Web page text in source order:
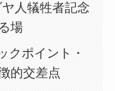
人犠牲者記念
場
クポイント・
的交差点